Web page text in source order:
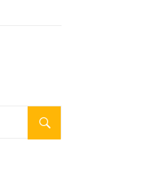
SEARCH